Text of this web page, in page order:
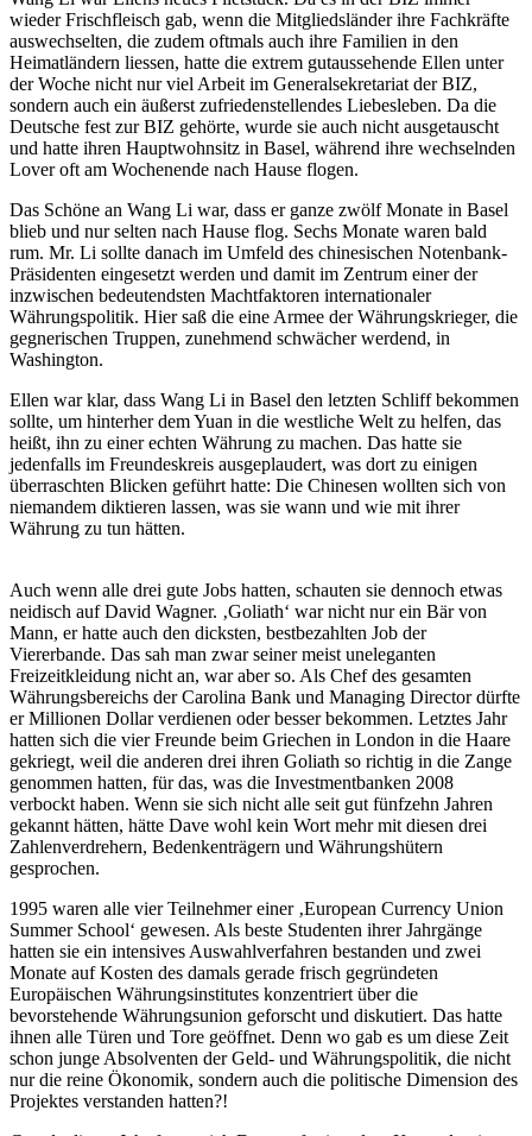
wieder Frischfleisch gab, wenn die Mitgliedsländer ihre Fachkräfte
auswechselten, die zudem oftmals auch ihre Familien in den
Heimatländern liessen, hatte die extrem gutaussehende Ellen unter
der Woche nicht nur viel Arbeit im Generalsekretariat der BIZ,
sondern auch ein äußerst zufriedenstellendes Liebesleben. Da die
Deutsche fest zur BIZ gehörte, wurde sie auch nicht ausgetauscht
und hatte ihren Hauptwohnsitz in Basel, während ihre wechselnden
Lover oft am Wochenende nach Hause flogen.
Das Schöne an Wang Li war, dass er ganze zwölf Monate in Basel
blieb und nur selten nach Hause flog. Sechs Monate waren bald
rum. Mr. Li sollte danach im Umfeld des chinesischen Notenbank-
Präsidenten eingesetzt werden und damit im Zentrum einer der
inzwischen bedeutendsten Machtfaktoren internationaler
Währungspolitik. Hier saß die eine Armee der Währungskrieger, die
gegnerischen Truppen, zunehmend schwächer werdend, in
Washington.
Ellen war klar, dass Wang Li in Basel den letzten Schliff bekommen
sollte, um hinterher dem Yuan in die westliche Welt zu helfen, das
heißt, ihn zu einer echten Währung zu machen. Das hatte sie
jedenfalls im Freundeskreis ausgeplaudert, was dort zu einigen
überraschten Blicken geführt hatte: Die Chinesen wollten sich von
niemandem diktieren lassen, was sie wann und wie mit ihrer
Währung zu tun hätten.
Auch wenn alle drei gute Jobs hatten, schauten sie dennoch etwas
neidisch auf David Wagner. ‚Goliath‘ war nicht nur ein Bär von
Mann, er hatte auch den dicksten, bestbezahlten Job der
Viererbande. Das sah man zwar seiner meist uneleganten
Freizeitkleidung nicht an, war aber so. Als Chef des gesamten
Währungsbereichs der Carolina Bank und Managing Director dürfte
er Millionen Dollar verdienen oder besser bekommen. Letztes Jahr
hatten sich die vier Freunde beim Griechen in London in die Haare
gekriegt, weil die anderen drei ihren Goliath so richtig in die Zange
genommen hatten, für das, was die Investmentbanken 2008
verbockt haben. Wenn sie sich nicht alle seit gut fünfzehn Jahren
gekannt hätten, hätte Dave wohl kein Wort mehr mit diesen drei
Zahlenverdrehern, Bedenkenträgern und Währungshütern
gesprochen.
1995 waren alle vier Teilnehmer einer ‚European Currency Union
Summer School‘ gewesen. Als beste Studenten ihrer Jahrgänge
hatten sie ein intensives Auswahlverfahren bestanden und zwei
Monate auf Kosten des damals gerade frisch gegründeten
Europäischen Währungsinstitutes konzentriert über die
bevorstehende Währungsunion geforscht und diskutiert. Das hatte
ihnen alle Türen und Tore geöffnet. Denn wo gab es um diese Zeit
schon junge Absolventen der Geld- und Währungspolitik, die nicht
nur die reine Ökonomik, sondern auch die politische Dimension des
Projektes verstanden hatten?!